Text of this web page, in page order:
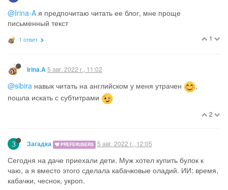
@Irina-A я предпочитаю читать ее блог, мне проще
письменный текст
1
1 ответ
Irina.A5 авг. 2022 г., 11:02
@sibira навык читать на английском у меня утрачен
,
пошла искать с субтитрами
2
З Загадка PREFERUSERS 5 авг. 2022 г., 12:05
Сегодня на даче приехали дети. Муж хотел купить булок к
чаю, а я вместо этого сделала кабачковые оладий. ИИ: время,
кабачки, чеснок, укроп.